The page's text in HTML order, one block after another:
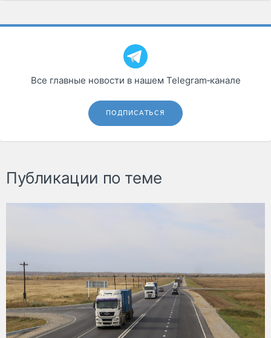
Все главные новости в нашем Telegram‑канале
ПОДПИСАТЬСЯ
Публикации по теме